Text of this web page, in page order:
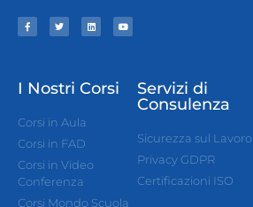
I Nostri Corsi
Corsi in Aula
Corsi in FAD
Corsi in Video
Conferenza
Corsi Mondo Scuola
Servizi di
Consulenza
Sicurezza sul Lavoro
Privacy GDPR
Certificazioni ISO